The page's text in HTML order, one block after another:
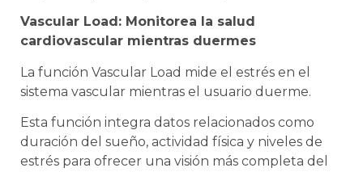
Vascular Load: Monitorea la salud
cardiovascular mientras duermes
La función Vascular Load mide el estrés en el
sistema vascular mientras el usuario duerme.
Esta función integra datos relacionados como
duración del sueño, actividad física y niveles de
estrés para ofrecer una visión más completa del